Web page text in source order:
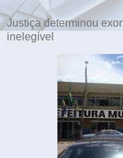
Justiça determinou
inelegível